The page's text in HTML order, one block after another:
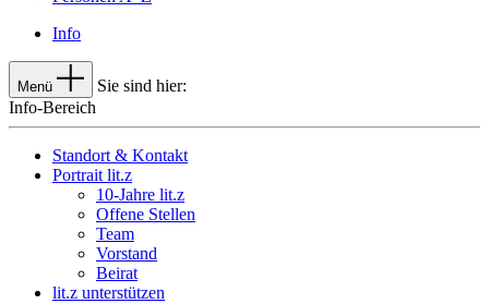
Info
Menü
Sie sind hier:
Info-Bereich
Standort & Kontakt
Portrait lit.z
10-Jahre lit.z
Offene Stellen
Team
Vorstand
Beirat
lit.z unterstützen